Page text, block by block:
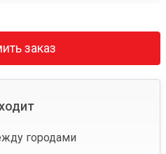
заказ
городами